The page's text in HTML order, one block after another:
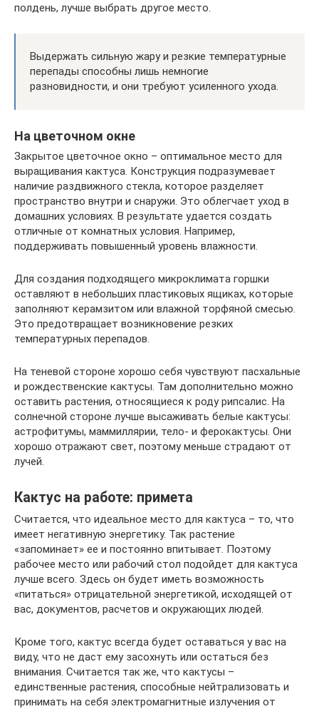
полдень, лучше выбрать другое место.
Выдержать сильную жару и резкие температурные
перепады способны лишь немногие
разновидности, и они требуют усиленного ухода.
На цветочном окне
Закрытое цветочное окно – оптимальное место для
выращивания кактуса. Конструкция подразумевает
наличие раздвижного стекла, которое разделяет
пространство внутри и снаружи. Это облегчает уход в
домашних условиях. В результате удается создать
отличные от комнатных условия. Например,
поддерживать повышенный уровень влажности.
Для создания подходящего микроклимата горшки
оставляют в небольших пластиковых ящиках, которые
заполняют керамзитом или влажной торфяной смесью.
Это предотвращает возникновение резких
температурных перепадов.
На теневой стороне хорошо себя чувствуют пасхальные
и рождественские кактусы. Там дополнительно можно
оставить растения, относящиеся к роду рипсалис. На
солнечной стороне лучше высаживать белые кактусы:
астрофитумы, маммиллярии, тело- и ферокактусы. Они
хорошо отражают свет, поэтому меньше страдают от
лучей.
Кактус на работе: примета
Считается, что идеальное место для кактуса – то, что
имеет негативную энергетику. Так растение
«запоминает» ее и постоянно впитывает. Поэтому
рабочее место или рабочий стол подойдет для кактуса
лучше всего. Здесь он будет иметь возможность
«питаться» отрицательной энергетикой, исходящей от
вас, документов, расчетов и окружающих людей.
Кроме того, кактус всегда будет оставаться у вас на
виду, что не даст ему засохнуть или остаться без
внимания. Считается так же, что кактусы –
единственные растения, способные нейтрализовать и
принимать на себя электромагнитные излучения от